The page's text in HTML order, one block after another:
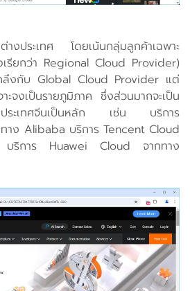
างประเทศ โดยเน้นกลุ่มลูกค้าเฉพาะ
รียกว่า Regional Cloud Provider)
คลึงกับ Global Cloud Provider แต่
าะจงเป็นรายภูมิภาค ซึ่งส่วนมากจะเป็น
กประเทศจีนเป็นหลัก เช่น บริการ
าง Alibaba บริการ Tencent Cloud
ริการ Huawei Cloud จากทาง